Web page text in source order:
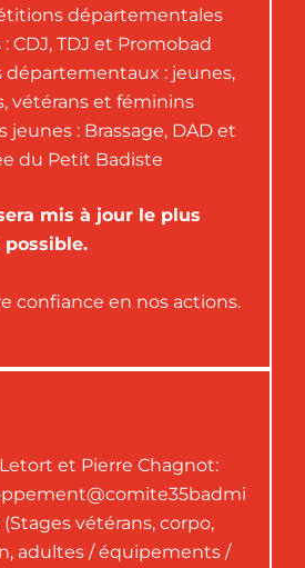
départementales
CDJ, TDJ et Promobad
départementaux : jeunes,
vétérans et féminins
jeunes : Brassage, DAD et
du Petit Badiste
mis à jour le plus
confiance en nos actions.
et Pierre Chagnot:
vétérans, corpo,
adultes / équipements /